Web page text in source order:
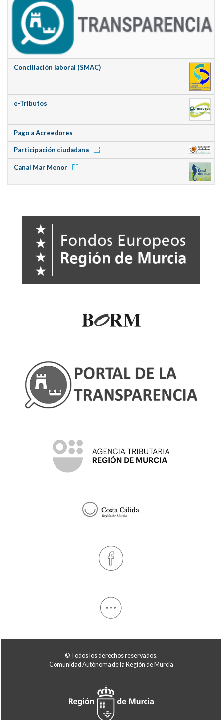
Conciliación laboral (SMAC)
e-Tributos
Pago a Acreedores
Participación ciudadana
Canal Mar Menor
© Todos los derechos reservados.
Comunidad Autónoma de la Región de Murcia